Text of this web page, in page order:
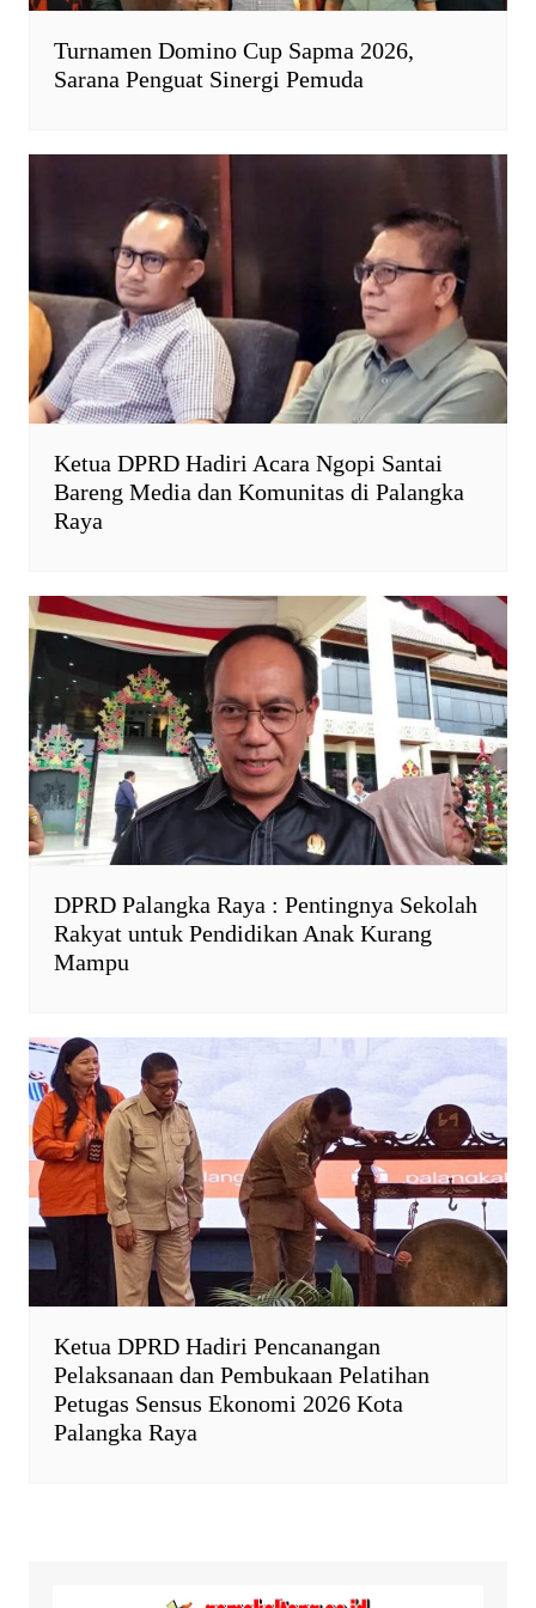
Turnamen Domino Cup Sapma 2026,
Sarana Penguat Sinergi Pemuda
Ketua DPRD Hadiri Acara Ngopi Santai
Bareng Media dan Komunitas di Palangka
Raya
DPRD Palangka Raya : Pentingnya Sekolah
Rakyat untuk Pendidikan Anak Kurang
Mampu
Ketua DPRD Hadiri Pencanangan
Pelaksanaan dan Pembukaan Pelatihan
Petugas Sensus Ekonomi 2026 Kota
Palangka Raya